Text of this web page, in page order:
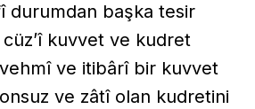
durumdan başka tesir
kuvvet ve kudret
ve itibârî bir kuvvet
ve zâtî olan kudretini